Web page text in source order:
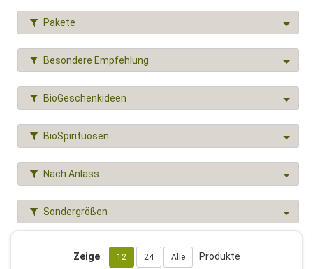
Pakete
Besondere Empfehlung
BioGeschenkideen
BioSpirituosen
Nach Anlass
Sondergrößen
Zeige 12 24 Alle Produkte